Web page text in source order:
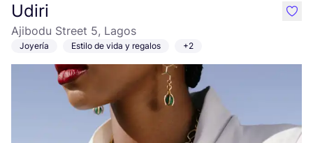
Udiri
Ajibodu Street 5, Lagos
Joyería Estilo de vida y regalos +2
like